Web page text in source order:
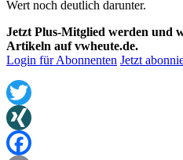
Wert noch deutlich darunter.
Jetzt Plus-Mitglied werden und
Artikeln auf vwheute.de.
Login für Abonnenten Jetzt
Twitter
XING